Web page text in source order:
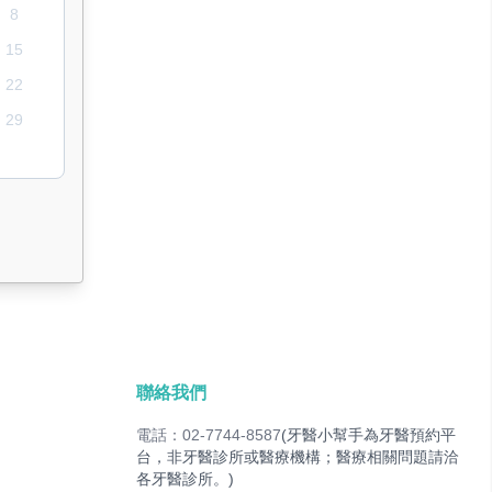
8
15
22
29
聯絡我們
電話：02-7744-8587(牙醫小幫手為牙醫預約平
台，非牙醫診所或醫療機構；醫療相關問題請洽
各牙醫診所。)